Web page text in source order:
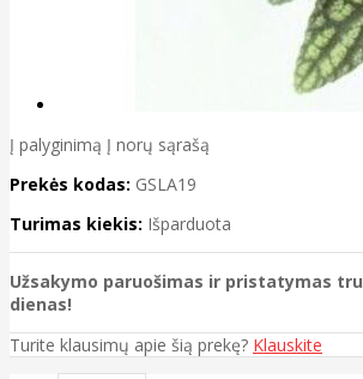
Į palyginimą Į norų sąrašą
Prekės kodas: GSLA19
Turimas kiekis: Išparduota
Užsakymo paruošimas ir pristatymas
dienas!
Turite klausimų apie šią prekę? Klauskite